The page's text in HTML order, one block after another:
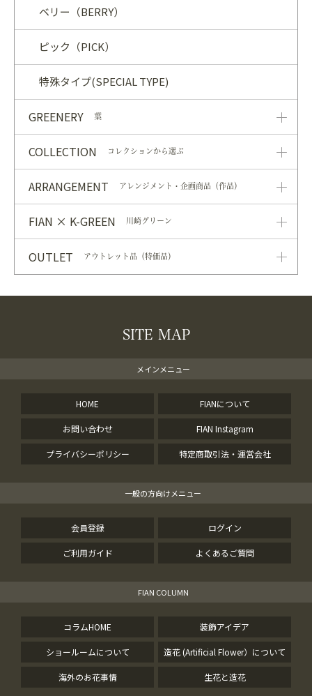
ベリー（BERRY）
ピック（PICK）
特殊タイプ(SPECIAL TYPE)
GREENERY 葉
COLLECTION コレクションから選ぶ
ARRANGEMENT アレンジメント・企画商品（作品）
FIAN × K-GREEN 川崎グリーン
OUTLET アウトレット品（特価品）
SITE MAP
メインメニュー
HOME FIANについて
お問い合わせ FIAN Instagram
プライバシーポリシー 特定商取引法・運営会社
一般の方向けメニュー
会員登録 ログイン
ご利用ガイド よくあるご質問
FIAN COLUMN
コラムHOME 装飾アイデア
ショールームについて 造花 (Artificial Flower）について
海外のお花事情 生花と造花